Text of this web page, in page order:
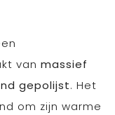
van massief
gepolijst. Het
om zijn warme